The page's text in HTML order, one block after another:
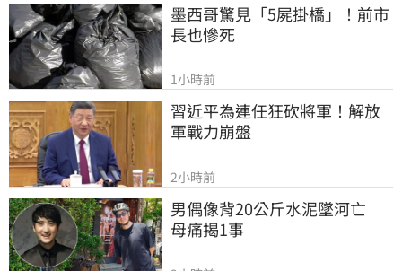
墨西哥驚見「5屍掛橋」！前市
長也慘死
1小時前
習近平為連任狂砍將軍！解放
軍戰力崩盤
2小時前
男偶像背20公斤水泥墜河亡
母痛揭1事